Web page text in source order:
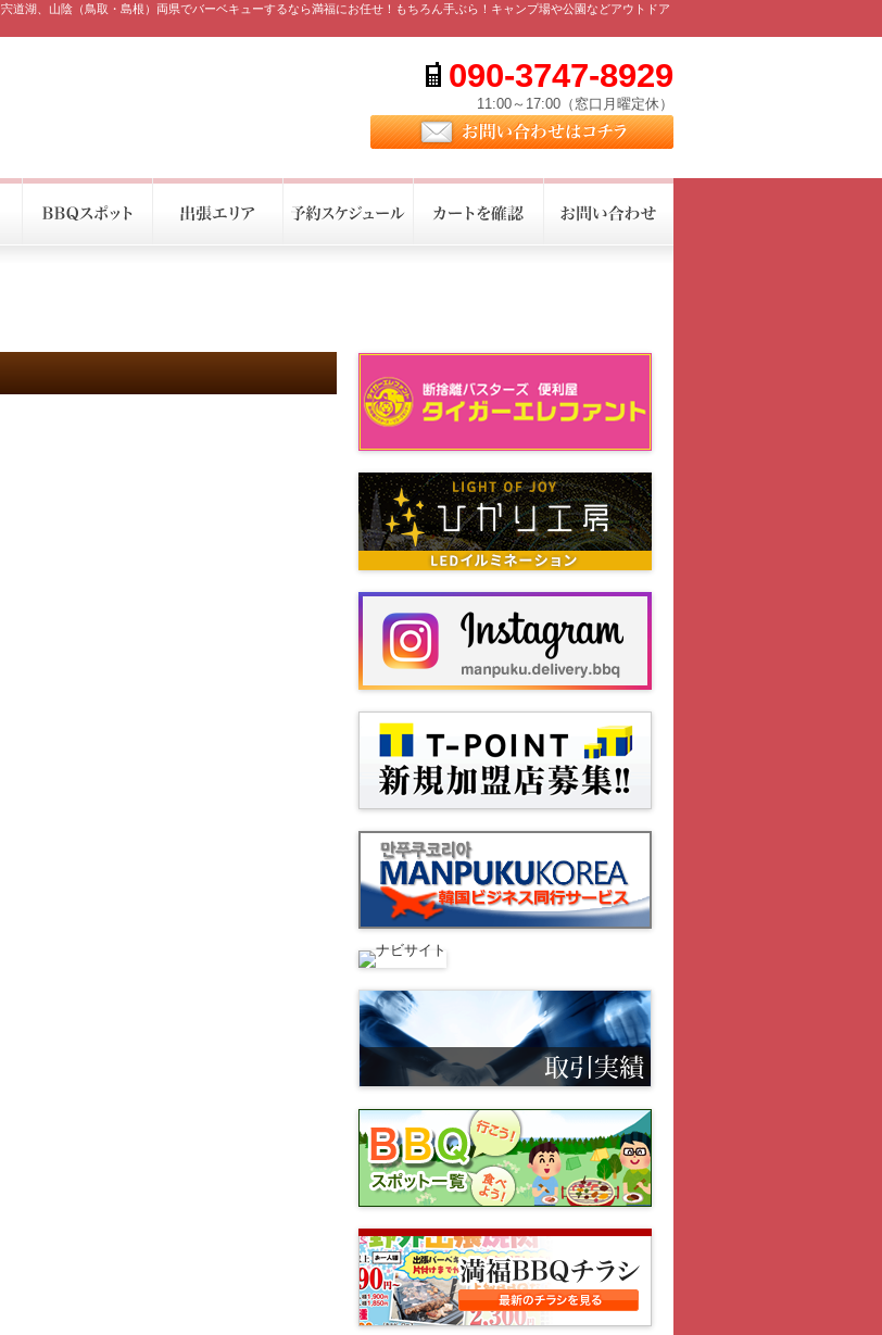
道湖、山陰（鳥取・島根）両県でバーベキューするなら満福にお任せ！もちろん手ぶら！キャンプ場や公園などアウトドア
電話番号
090-3747-8929
11:00～17:00 （窓口月曜定休）